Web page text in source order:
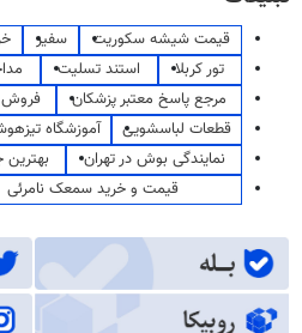
قیمت شیشه سکوریت سفیر
تور کربلا
استند تسلیت
مرجع پاسخ معتبر پزشکان
فروش
قطعات لباسشویی
آموزشگاه
نمایندگی بوش در تهران
بهترین
قیمت و خرید سمعک نامرئی